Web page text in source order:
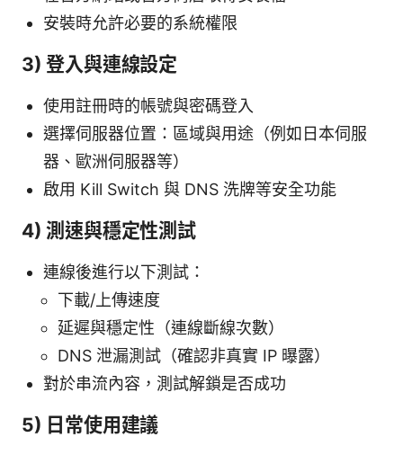
安裝時允許必要的系統權限
3) 登入與連線設定
使用註冊時的帳號與密碼登入
選擇伺服器位置：區域與用途（例如日本伺服
器、歐洲伺服器等）
啟用 Kill Switch 與 DNS 洗牌等安全功能
4) 測速與穩定性測試
連線後進行以下測試：
下載/上傳速度
延遲與穩定性（連線斷線次數）
DNS 泄漏測試（確認非真實 IP 曝露）
對於串流內容，測試解鎖是否成功
5) 日常使用建議